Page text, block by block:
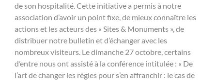
de son hospitalité. Cette initiative a permis à notre
association d’avoir un point fixe, de mieux connaître les
actions et les acteurs des « Sites & Monuments », de
distribuer notre bulletin et d’échanger avec les
nombreux visiteurs. Le dimanche 27 octobre, certains
d’entre nous ont assisté à la conférence intitulée : « De
l’art de changer les règles pour s’en affranchir : le cas de